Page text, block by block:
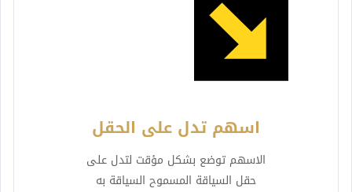
اسهم تدل على الحقل
الاسهم توضع بشكل مؤقت لتدل على
حقل السياقة المسموح السياقة به